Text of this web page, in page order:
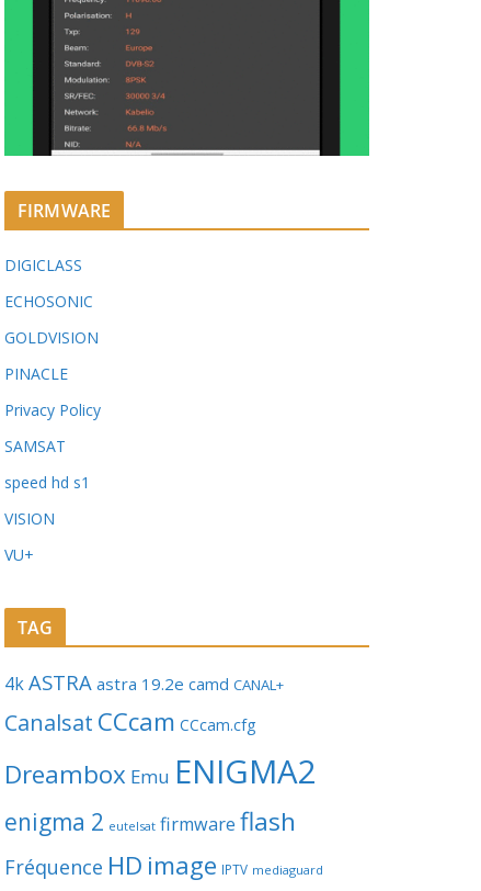
FIRMWARE
DIGICLASS
ECHOSONIC
GOLDVISION
PINACLE
Privacy Policy
SAMSAT
speed hd s1
VISION
VU+
TAG
4kASTRA astra 19.2e camd CANAL+
Canalsat CCcam CCcam.cfg
Dreambox Emu ENIGMA2
enigma 2 eutelsat firmware flash
Fréquence HD image IPTV mediaguard